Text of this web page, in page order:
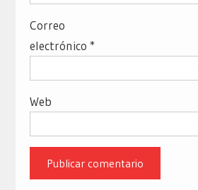
Correo
electrónico *
Web